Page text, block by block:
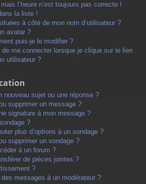
l’heure n’est toujours pas correcte !
la liste !
à côté de mon nom d’utilisateur ?
avatar ?
puis-je le modifier ?
de me connecter lorsque je clique sur le lien
utilisateur ?
nouveau sujet ou une réponse ?
supprimer un message ?
signature à mon message ?
?
plus d’options à un sondage ?
supprimer un sondage ?
à un forum ?
de pièces jointes ?
?
messages à un modérateur ?